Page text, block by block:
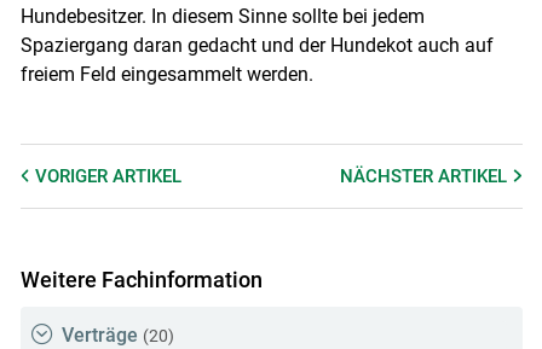
Hundebesitzer. In diesem Sinne sollte bei jedem
Spaziergang daran gedacht und der Hundekot auch auf
freiem Feld eingesammelt werden.
VORIGER ARTIKEL NÄCHSTERARTIKEL
Weitere Fachinformation
Verträge (20)